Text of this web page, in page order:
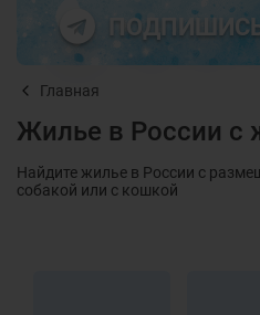
ПОДПИШИСЬ
Главная
Жилье в России с
Найдите жилье в России с
собакой или с кошкой